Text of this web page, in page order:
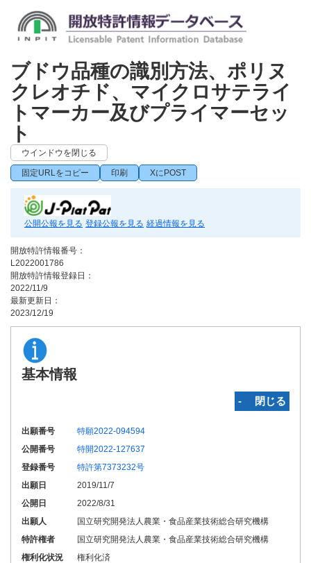
ブドウ品種の識別方法、ポリヌ
クレオチド、マイクロサテライ
トマーカー及びプライマーセッ
ト
ウインドウを閉じる
固定URLをコピー 印刷 XにPOST
公開公報を見る 登録公報を見る 経過情報を見る
開放特許情報番号：
L2022001786
開放特許情報登録日：
2022/11/9
最新更新日：
2023/12/19
基本情報
‐ 閉じる
出願番号
特願2022-094594
公開番号
特開2022-127637
登録番号
特許第7373232号
出願日
2019/11/7
公開日
2022/8/31
出願人
国立研究開発法人農業・食品産業技術総合研究機構
特許権者
国立研究開発法人農業・食品産業技術総合研究機構
権利化状況
権利化済